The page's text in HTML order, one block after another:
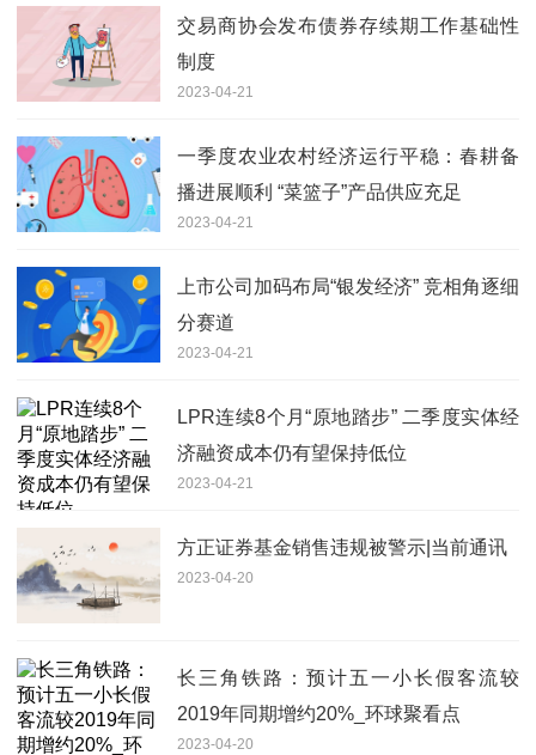
交易商协会发布债券存续期工作基础性
制度
2023-04-21
一季度农业农村经济运行平稳：春耕备
播进展顺利 “菜篮子”产品供应充足
2023-04-21
上市公司加码布局“银发经济” 竞相角逐细
分赛道
2023-04-21
LPR连续8个月“原地踏步” 二季度实体经
济融资成本仍有望保持低位
2023-04-21
方正证券基金销售违规被警示|当前通讯
2023-04-20
长三角铁路：预计五一小长假客流较
2019年同期增约20%_环球聚看点
2023-04-20